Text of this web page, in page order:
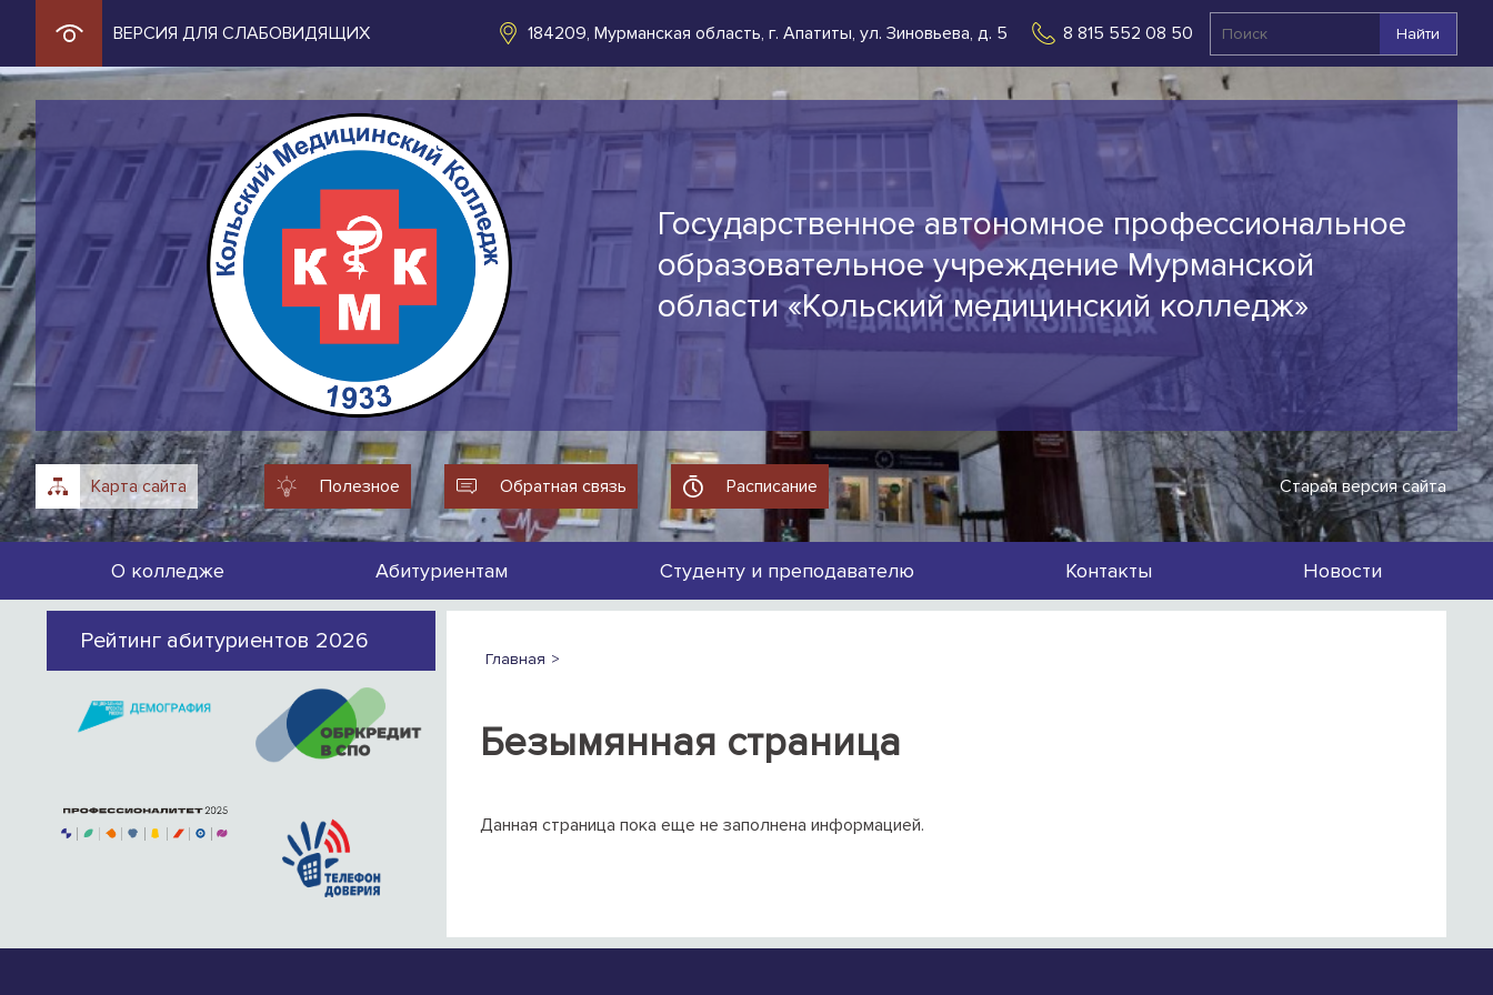
ВЕРСИЯ ДЛЯ СЛАБОВИДЯЩИХ 184209, Мурманская область, г. Апатиты, ул. Зиновьева, д. 5 8 815 552 08 50 Найти
Государственное автономное профессиональное
образовательное учреждение Мурманской
области «Кольский медицинский колледж»
Карта сайта Полезное Обратная связь Расписание Старая версия сайта
О колледже Абитуриентам Студенту и преподавателю Контакты Новости
Рейтинг абитуриентов 2026
Главная
Безымянная страница
Данная страница пока еще не заполнена информацией.